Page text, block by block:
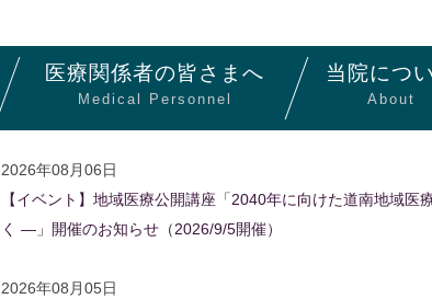
医療関係者の皆さまへ
Medical Personnel
当院につ
About
2026年08月06日
【イベント】地域医療公開講座「2040年に向けた道南地域
く ―」開催のお知らせ（2026/9/5開催）
2026年08月05日